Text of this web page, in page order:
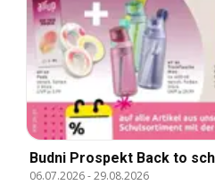
Budni Prospekt Back to
06.07.2026-29.08.2026